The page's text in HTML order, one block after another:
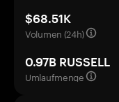
$68.51K
Volumen (24h)
0.97B RUSSELL
Umlaufmenge